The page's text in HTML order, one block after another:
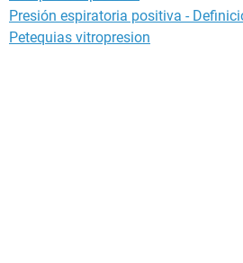
Presión espiratoria positiva -
Petequias vitropresion